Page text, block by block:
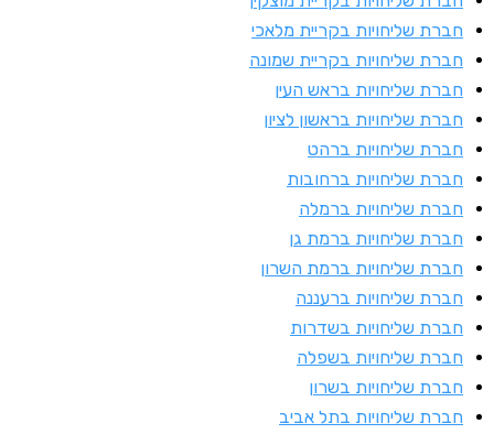
שליחויות בקריית מלאכי
שליחויות בקריית שמונה
שליחויות בראש העין
שליחויות בראשון לציון
שליחויות ברהט
שליחויות ברחובות
שליחויות ברמלה
שליחויות ברמת גן
שליחויות ברמת השרון
שליחויות ברעננה
שליחויות בשדרות
שליחויות בשפלה
שליחויות בשרון
שליחויות בתל אביב